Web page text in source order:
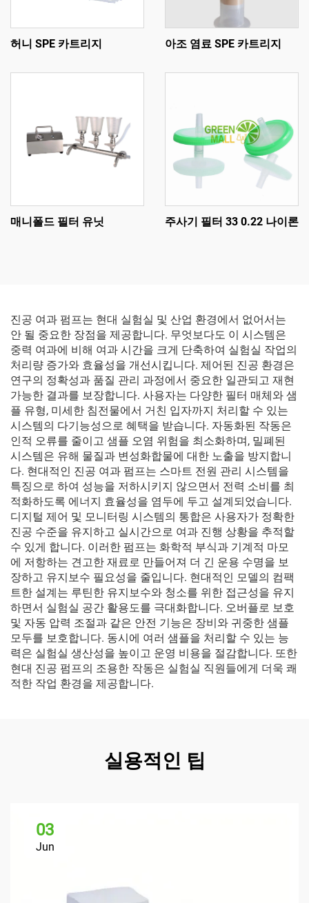
허니 SPE 카트리지 아조 염료 SPE 카트리지
매니폴드 필터 유닛 주사기 필터 33 0.22 나이론
진공 여과 펌프는 현대 실험실 및 산업 환경에서 없어서는
안 될 중요한 장점을 제공합니다. 무엇보다도 이 시스템은
중력 여과에 비해 여과 시간을 크게 단축하여 실험실 작업의
처리량 증가와 효율성을 개선시킵니다. 제어된 진공 환경은
연구의 정확성과 품질 관리 과정에서 중요한 일관되고 재현
가능한 결과를 보장합니다. 사용자는 다양한 필터 매체와 샘
플 유형, 미세한 침전물에서 거친 입자까지 처리할 수 있는
시스템의 다기능성으로 혜택을 받습니다. 자동화된 작동은
인적 오류를 줄이고 샘플 오염 위험을 최소화하며, 밀폐된
시스템은 유해 물질과 변성화합물에 대한 노출을 방지합니
다. 현대적인 진공 여과 펌프는 스마트 전원 관리 시스템을
특징으로 하여 성능을 저하시키지 않으면서 전력 소비를 최
적화하도록 에너지 효율성을 염두에 두고 설계되었습니다.
디지털 제어 및 모니터링 시스템의 통합은 사용자가 정확한
진공 수준을 유지하고 실시간으로 여과 진행 상황을 추적할
수 있게 합니다. 이러한 펌프는 화학적 부식과 기계적 마모
에 저항하는 견고한 재료로 만들어져 더 긴 운용 수명을 보
장하고 유지보수 필요성을 줄입니다. 현대적인 모델의 컴팩
트한 설계는 루틴한 유지보수와 청소를 위한 접근성을 유지
하면서 실험실 공간 활용도를 극대화합니다. 오버플로 보호
및 자동 압력 조절과 같은 안전 기능은 장비와 귀중한 샘플
모두를 보호합니다. 동시에 여러 샘플을 처리할 수 있는 능
력은 실험실 생산성을 높이고 운영 비용을 절감합니다. 또한
현대 진공 펌프의 조용한 작동은 실험실 직원들에게 더욱 쾌
적한 작업 환경을 제공합니다.
실용적인 팁
03
Jun